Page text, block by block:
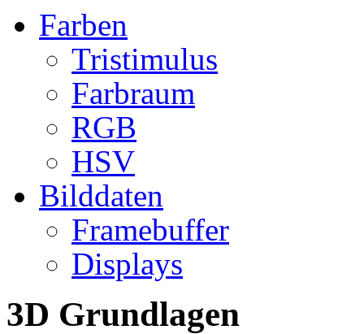
Farben
Tristimulus
Farbraum
RGB
HSV
Bilddaten
Framebuffer
Displays
3D Grundlagen